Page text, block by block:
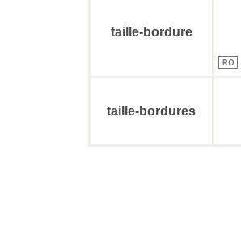
taille-bordure
RO
taille-bordures